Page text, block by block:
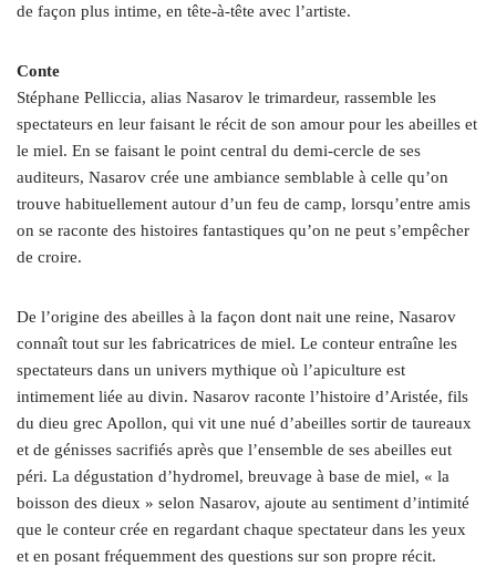
de façon plus intime, en tête-à-tête avec l’artiste.
Conte
Stéphane Pelliccia, alias Nasarov le trimardeur, rassemble les
spectateurs en leur faisant le récit de son amour pour les abeilles et
le miel. En se faisant le point central du demi-cercle de ses
auditeurs, Nasarov crée une ambiance semblable à celle qu’on
trouve habituellement autour d’un feu de camp, lorsqu’entre amis
on se raconte des histoires fantastiques qu’on ne peut s’empêcher
de croire.
De l’origine des abeilles à la façon dont nait une reine, Nasarov
connaît tout sur les fabricatrices de miel. Le conteur entraîne les
spectateurs dans un univers mythique où l’apiculture est
intimement liée au divin. Nasarov raconte l’histoire d’Aristée, fils
du dieu grec Apollon, qui vit une nué d’abeilles sortir de taureaux
et de génisses sacrifiés après que l’ensemble de ses abeilles eut
péri. La dégustation d’hydromel, breuvage à base de miel, « la
boisson des dieux » selon Nasarov, ajoute au sentiment d’intimité
que le conteur crée en regardant chaque spectateur dans les yeux
et en posant fréquemment des questions sur son propre récit.